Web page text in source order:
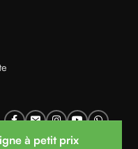
à petit prix